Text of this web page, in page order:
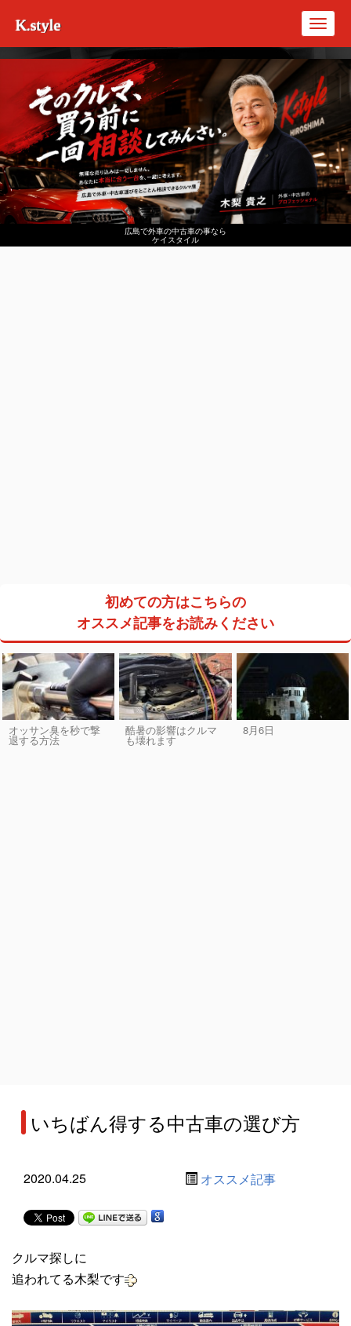
広島で外車の中古車の事なら
ケイスタイル
K.style
初めての方はこちらの
オススメ記事をお読みください
オッサン臭を秒で撃
退する方法
酷暑の影響はクルマ
も壊れます
8月6日
いちばん得する中古車の選び方
2020.04.25 オススメ記事
クルマ探しに
追われてる木梨です